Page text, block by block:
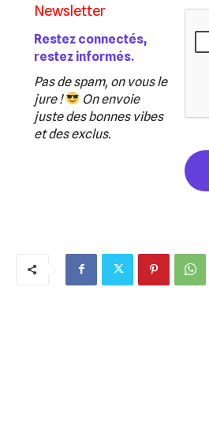
Newsletter
Restez connectés,
restez informés.
Pas de spam, on vous le
jure !
On envoie
juste des bonnes vibes
et des exclus.